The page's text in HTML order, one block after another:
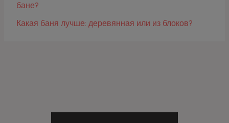
бане?
Какая баня лучше: деревянная или из блоков?